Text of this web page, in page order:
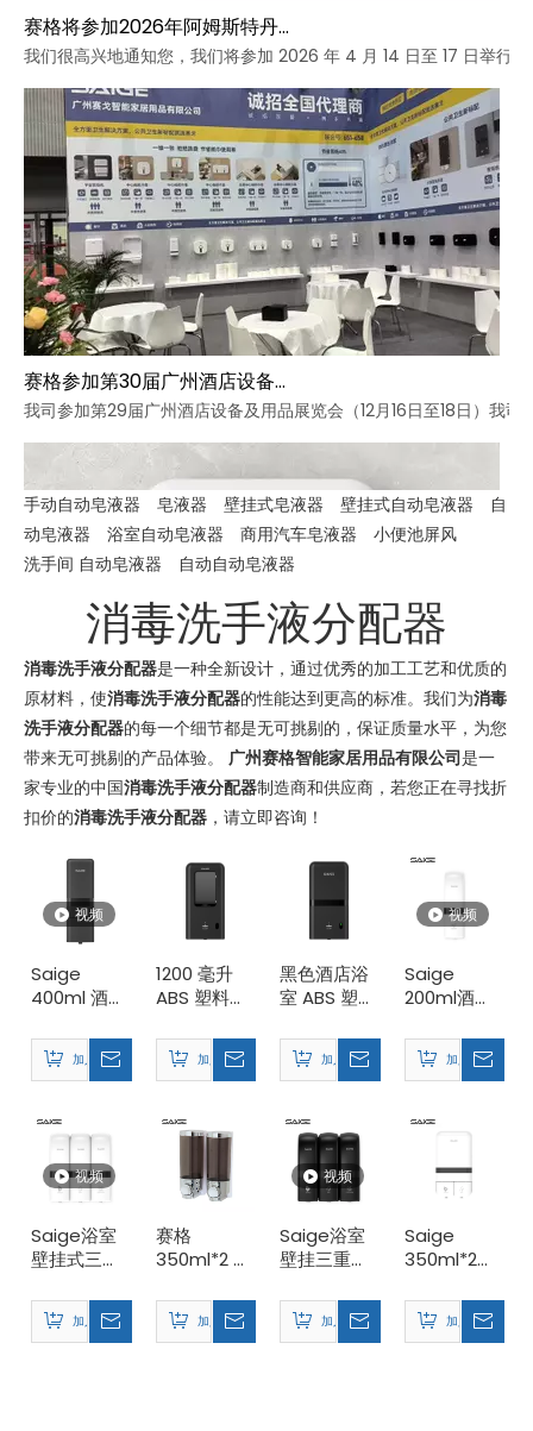
赛格将参加2026年阿姆斯特丹Interclean展会
我们很高兴地通知您，我们将参加 2026 年 4 月 14 日至 17 日举行
赛格参加第30届广州酒店设备及用品展览会
我司参加第29届广州酒店设备及用品展览会（12月16日至18日）我
2026 年商业卫生间趋势以生态效率为中心，推动全球对可持续卫
赛格将参加2026年阿姆斯特丹Interclean展会
手动自动皂液器 皂液器 壁挂式皂液器 壁挂式自动皂液器
自
动皂液器
浴室自动皂液器 商用汽车皂液器
小便池屏风
洗手间 自动皂液器
自动自动皂液器
消毒洗手液分配器
消毒洗手液分配器是一种全新设计，通过优秀的加工工艺和优质的
原材料，使消毒洗手液分配器的性能达到更高的标准。我们为消毒
洗手液分配器的每一个细节都是无可挑剔的，保证质量水平，为您
带来无可挑剔的产品体验。 广州赛格智能家居用品有限公司是一
家专业的中国消毒洗手液分配器制造商和供应商，若您正在寻找折
扣价的消毒洗手液分配器 ，请立即咨询！
视频
Saige
400ml 酒店
挂式手动洗
手液分配器
加入询价篮
1200 毫升
ABS 塑料浴
器用于洗手
液
加入询价篮
黑色酒店浴
室 ABS 塑料
器带传感器
加入询价篮
视频
Saige
200ml酒店
动洗手器分
配器 加入询价篮
视频
Saige浴室
壁挂式三个
分配器
加入询价篮
赛格
350ml*2 浴
料洗手液分
配器 加入询价篮
视频
Saige浴室
壁挂三重手
器
加入询价篮
Saige
350ml*2浴
式分配器
加入询价篮